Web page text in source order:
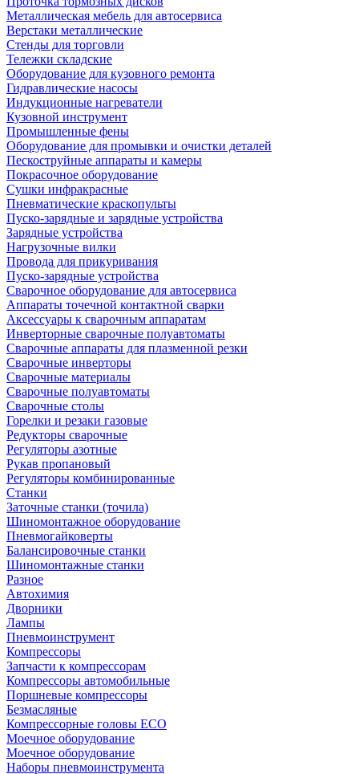
Металлическая мебель для автосервиса
Верстаки металлические
Стенды для торговли
Тележки складские
Оборудование для кузовного ремонта
Гидравлические насосы
Индукционные нагреватели
Кузовной инструмент
Промышленные фены
Оборудование для промывки и очистки деталей
Пескоструйные аппараты и камеры
Покрасочное оборудование
Сушки инфракрасные
Пневматические краскопульты
Пуско-зарядные и зарядные устройства
Зарядные устройства
Нагрузочные вилки
Провода для прикуривания
Пуско-зарядные устройства
Сварочное оборудование для автосервиса
Аппараты точечной контактной сварки
Аксессуары к сварочным аппаратам
Инверторные сварочные полуавтоматы
Сварочные аппараты для плазменной резки
Сварочные инверторы
Сварочные материалы
Сварочные полуавтоматы
Сварочные столы
Горелки и резаки газовые
Редукторы сварочные
Регуляторы азотные
Рукав пропановый
Регуляторы комбинированные
Станки
Заточные станки (точила)
Шиномонтажное оборудование
Пневмогайковерты
Балансировочные станки
Шиномонтажные станки
Разное
Автохимия
Дворники
Лампы
Пневмоинструмент
Компрессоры
Запчасти к компрессорам
Компрессоры автомобильные
Поршневые компрессоры
Безмасляные
Компрессорные головы ECO
Моечное оборудование
Моечное оборудование
Наборы пневмоинструмента